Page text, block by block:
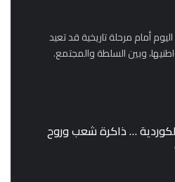
أمام مرحلة تاريخية قد تعيد
وبين السلطة والمجتمع.
… ذاكرة شعب وروح